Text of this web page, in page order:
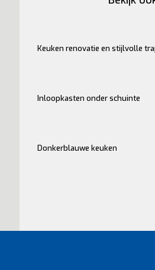
Keuken renovatie en stijlvolle
Inloopkasten onder schuinte
Donkerblauwe keuken